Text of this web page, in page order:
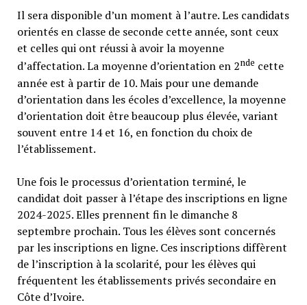
Il sera disponible d’un moment à l’autre. Les candidats
orientés en classe de seconde cette année, sont ceux
et celles qui ont réussi à avoir la moyenne
d’affectation. La moyenne d’orientation en 2nde cette
année est à partir de 10. Mais pour une demande
d’orientation dans les écoles d’excellence, la moyenne
d’orientation doit être beaucoup plus élevée, variant
souvent entre 14 et 16, en fonction du choix de
l’établissement.
Une fois le processus d’orientation terminé, le
candidat doit passer à l’étape des inscriptions en ligne
2024-2025. Elles prennent fin le dimanche 8
septembre prochain. Tous les élèves sont concernés
par les inscriptions en ligne. Ces inscriptions diffèrent
de l’inscription à la scolarité, pour les élèves qui
fréquentent les établissements privés secondaire en
Côte d’Ivoire.